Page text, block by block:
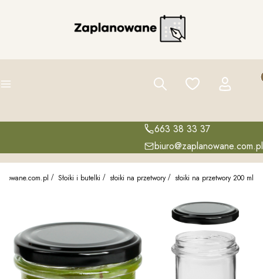
Menu Szukaj Ulubione Zaloguj się
663 38 33 37
biuro@zaplanowane.com.pl
Słoiki i butelki słoiki na przetwory słoiki na przetwory 200 ml